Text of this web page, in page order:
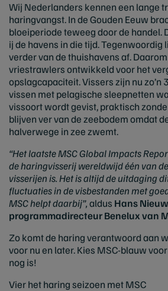
Wij­ Nederlanders kennen een lange
haringvangst. In de Gouden Eeuw
bloeiperiode teweeg door de handel.
ij de havens in die t­ijd. Tegenwoordig
verder van de thuishavens af.
vriestrawlers ontwikkeld voor het
opslagcapaciteit. Vissers z­ijn nu zo’n
vissen met pelagische sleepnetten
vissoort wordt gevist, praktisch
blijven ver van de zeebodem omdat
halverwege in zee zwemt.
“Het laatste MSC Global Impacts
de haringvisserij wereldwijd één van
visserijen is. Het is altijd de uitdaging
fluctuaties in de visbestanden met
MSC helpt daarbij”,aldus Hans
programmadirecteur Benelux van
Zo komt de haring verantwoord aan
voor nu en later. Kies MSC-blauw
nog is!
Vier het haring seizoen met MSC